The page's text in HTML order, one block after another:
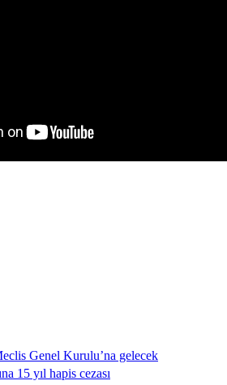
Genel Kurulu’na gelecek
15 yıl hapis cezası